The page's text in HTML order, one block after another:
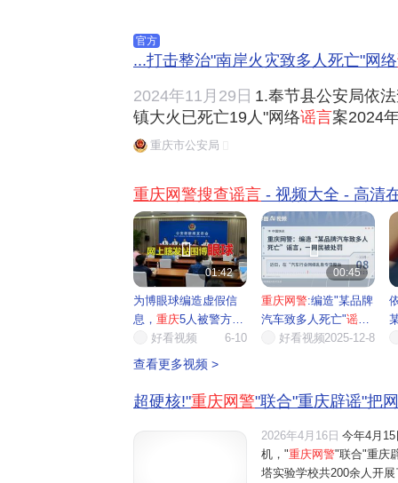
官方
...打击整治"南岸火灾致多人死亡"网络
2024年11月29日 1.奉节县公安局依
镇大火已死亡19人"网络谣言案2024
49岁)在短视频网络平台发布一火灾
在未核实南岸区火灾真实情况下,为
重庆市公安局
重庆网警搜查谣言 - 视频大全 - 高清

01:42
为博眼球编造虚假信
息， 重庆5人被警方依
法查处
好看视频 6-10

00:45
重庆网警:编造"某品牌
汽车致多人死亡"谣言
好看视频2025-12-8
查看更多视频 >
超硬核!"重庆网警"联合"重庆辟谣"把
2026年4月16日 今年4月
机，"重庆网警"联合"重庆
塔实验学校共200余人开